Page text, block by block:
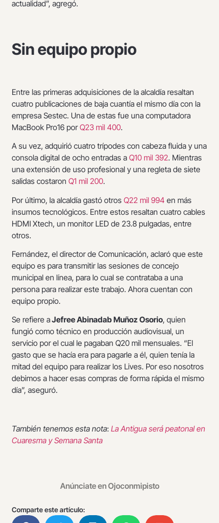
actualidad”, agregó.
Sin equipo propio
Entre las primeras adquisiciones de la alcaldía resaltan
cuatro publicaciones de baja cuantía el mismo día con la
empresa Sestec. Una de estas fue una computadora
MacBook Pro16 porQ23 mil 400.
A su vez, adquirió cuatro trípodes con cabeza fluida y una
consola digital de ocho entradas a Q10 mil 392. Mientras
una extensión de uso profesional y una regleta de siete
salidas costaron Q1 mil 200.
Por último, la alcaldía gastó otros Q22 mil 994 en más
insumos tecnológicos. Entre estos resaltan cuatro cables
HDMI Xtech, un monitor LED de 23.8 pulgadas, entre
otros.
Fernández, el director de Comunicación, aclaró que este
equipo es para transmitir las sesiones de concejo
municipal en línea, para lo cual se contrataba a una
persona para realizar este trabajo. Ahora cuentan con
equipo propio.
Se refiere aJefree Abinadab Muñoz Osorio, quien
fungió como técnico en producción audiovisual, un
servicio por el cual le pagaban Q20 mil mensuales. “El
gasto que se hacía era para pagarle a él, quien tenía la
mitad del equipo para realizar los Lives. Por eso nosotros
debimos a hacer esas compras de forma rápida el mismo
día”, aseguró.
También tenemos esta nota: La Antigua será peatonal en
Cuaresma y Semana Santa
Anúnciate en Ojoconmipisto
Comparte este artículo: